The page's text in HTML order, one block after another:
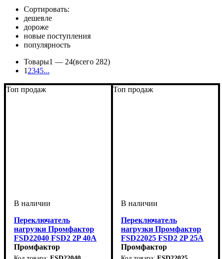
Сортировать:
дешевле
дороже
новые поступления
популярность
Товары1 — 24(всего 282)
1 2345...
Топ продаж
Переключатель
нагрузки Промфактор
FSD22040 FSD2 2P 40A
1-0-2
Промфактор
Топ продаж
Переключатель
нагрузки Промфактор
FSD22025 FSD2 2P 25A
1-0-2
Промфактор